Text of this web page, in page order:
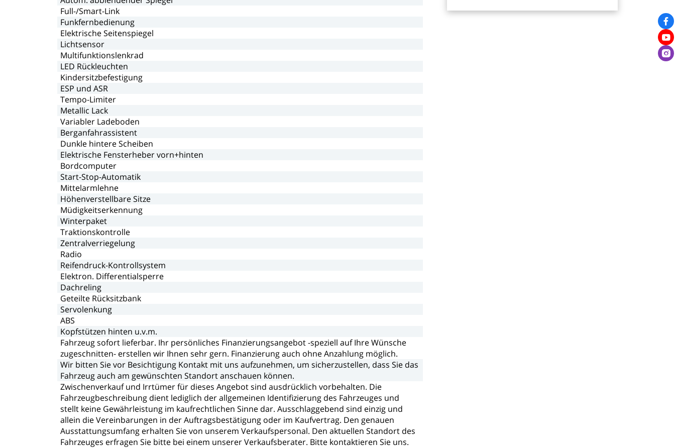
Full-/Smart-Link
Funkfernbedienung
ElektrischeSeitenspiegel
Lichtsensor
Multifunktionslenkrad
LED Rückleuchten
Kindersitzbefestigung
ESP und ASR
Tempo-Limiter
Metallic Lack
Variabler Ladeboden
Berganfahrassistent
Dunkle hintereScheiben
Elektrische Fensterhebervorn+hinten
Bordcomputer
Start-Stop-Automatik
Mittelarmlehne
HöhenverstellbareSitze
Müdigkeitserkennung
Winterpaket
Traktionskontrolle
Zentralverriegelung
Radio
Reifendruck-Kontrollsystem
Elektron. Differentialsperre
Dachreling
Geteilte Rücksitzbank
Servolenkung
ABS
Kopfstützen hinten u.v.m.
Fahrzeugsofort lieferbar. Ihr persönliches Finanzierungsangebot-speziell auf IhreWünsche
zugeschnitten- erstellen wir Ihnen sehr gern. Finanzierungauch ohneAnzahlung möglich.
Wir bitten Sievor Besichtigung Kontakt mit uns aufzunehmen, um sicherzustellen, dass Sie das
Fahrzeugauch am gewünschten Standortanschauen können.
Zwischenverkauf und Irrtümerfür dieses Angebotsind ausdrücklich vorbehalten. Die
Fahrzeugbeschreibung dient lediglich derallgemeinen Identifizierung des Fahrzeuges und
stellt keine Gewährleistung im kaufrechtlichen Sinne dar. Ausschlaggebend sind einzig und
allein dieVereinbarungen in derAuftragsbestätigung oder im Kaufvertrag. Den genauen
Ausstattungsumfang erhalten Sievon unserem Verkaufspersonal. Den aktuellen Standort des
Fahrzeuges erfragen Sie bitte bei einem unsererVerkaufsberater. Bitte kontaktieren Sie uns.